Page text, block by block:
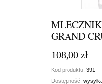
GRAND
108,00 zł
Kod produktu:391
Dostępność: